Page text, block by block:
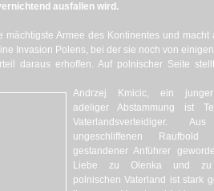
ausfallen wird.
Armee des Kontinentes und macht
Invasion Polens, bei der sie noch von
daraus erhoffen. Auf polnischer Seite
Andrzej Kmicic, ein
adeliger Abstammung ist
Vaterlandsverteidiger.
ungeschliffenen
gestandener Anführer
Liebe zu Olenka und zu
polnischen Vaterland ist stark